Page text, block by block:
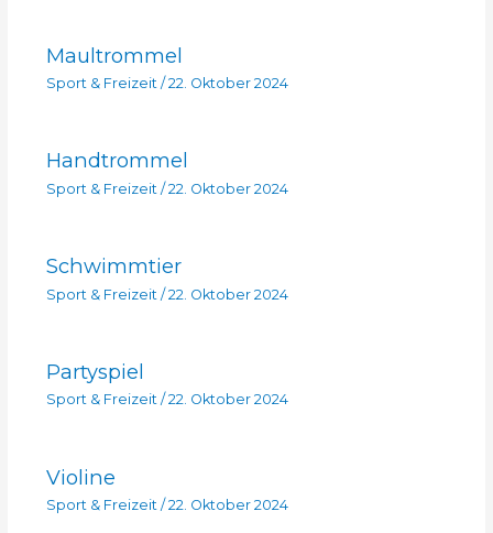
Maultrommel
Sport & Freizeit / 22. Oktober 2024
Handtrommel
Sport & Freizeit /22. Oktober 2024
Schwimmtier
Sport & Freizeit /22. Oktober 2024
Partyspiel
Sport & Freizeit/ 22. Oktober 2024
Violine
Sport & Freizeit/ 22. Oktober 2024